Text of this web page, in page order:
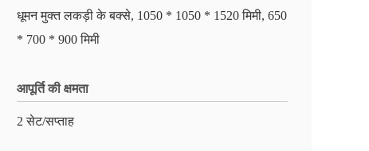
धूमन मुक्त लकड़ी के बक्से, 1050 * 1050 * 1520 मिमी, 650
* 700 * 900 मिमी
आपूर्ति की क्षमता
2 सेट/सप्ताह